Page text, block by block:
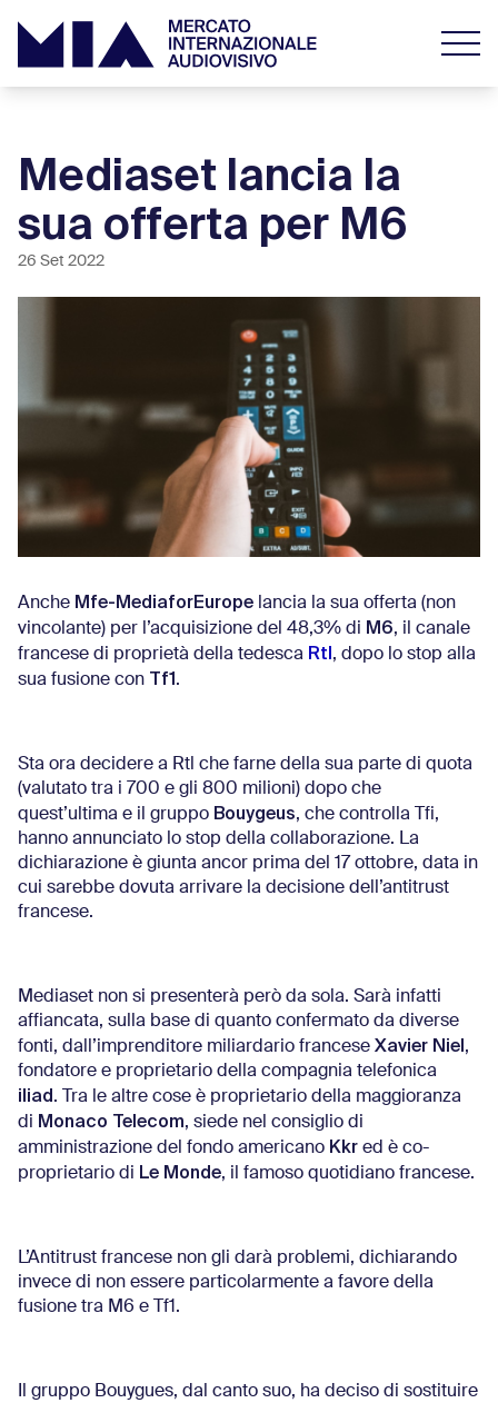
Mediaset lancia la
sua offerta per M6
26 Set 2022
Anche Mfe-MediaforEurope lancia la sua offerta (non
vincolante) per l’acquisizione del 48,3% di M6, il canale
francese di proprietà della tedesca Rtl, dopo lo stop alla
sua fusione con Tf1.
Sta ora decidere a Rtl che farne della sua parte di quota
(valutato tra i 700 e gli 800 milioni) dopo che
quest’ultima e il gruppo Bouygeus, che controlla Tfi,
hanno annunciato lo stop della collaborazione. La
dichiarazione è giunta ancor prima del 17 ottobre, data in
cui sarebbe dovuta arrivare la decisione dell’antitrust
francese.
Mediaset non si presenterà però da sola. Sarà infatti
affiancata, sulla base di quanto confermato da diverse
fonti, dall’imprenditore miliardario francese Xavier Niel,
fondatore e proprietario della compagnia telefonica
iliad. Tra le altre cose è proprietario della maggioranza
di Monaco Telecom, siede nel consiglio di
amministrazione del fondo americano Kkr ed è co-
proprietario di Le Monde, il famoso quotidiano francese.
L’Antitrust francese non gli darà problemi, dichiarando
invece di non essere particolarmente a favore della
fusione tra M6 e Tf1.
Il gruppo Bouygues, dal canto suo, ha deciso di sostituire